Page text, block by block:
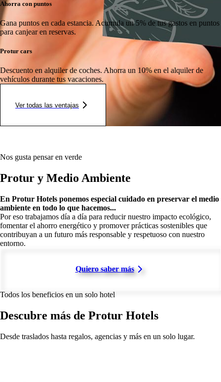
Ahorra con puntos
Gana puntos en cada estancia. Acumula un 5% de tus gastos en puntos
para canjear en reservas.
Protur cars
Descuento en alquiler de coches. Ahorra un 10% en el alquiler de
vehículos durante tus vacaciones.
Ver todas las ventajas
Nos gusta pensar en verde
Protur y Medio Ambiente
En Protur Hotels ponemos especial cuidado en preservar el medio
ambiente en todo lo que hacemos...
Por eso trabajamos día a día para reducir nuestro impacto ecológico,
fomentar el ahorro energético y promover prácticas sostenibles que
contribuyan a un futuro más responsable y respetuoso con nuestro
entorno.
Quiero saber más
Todos los beneficios en un solo hotel
Descubre más de Protur Hotels
Desde traslados hasta regalos, agencias y más en un solo lugar.